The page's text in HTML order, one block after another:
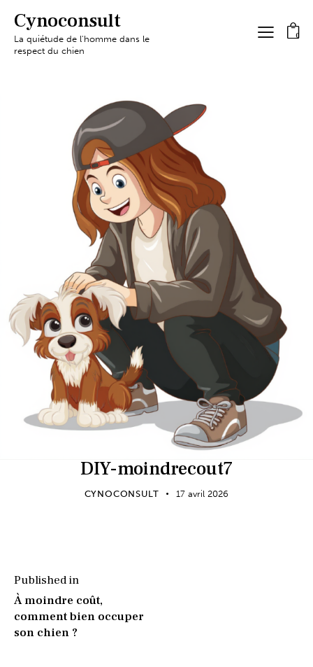
Cynoconsult
La quiétude de l'homme dans le
respect du chien
0
DIY-moindrecout7
CYNOCONSULT 17 avril 2026
Published in
À moindre coût,
comment bien occuper
son chien ?